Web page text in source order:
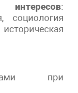
:
социология
при